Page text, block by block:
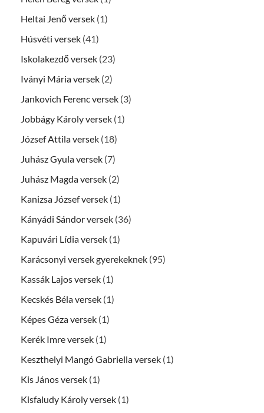
Heltai Jenő versek (1)
Húsvéti versek (41)
Iskolakezdő versek (23)
Iványi Mária versek (2)
Jankovich Ferenc versek (3)
Jobbágy Károly versek (1)
József Attila versek (18)
Juhász Gyula versek (7)
Juhász Magda versek (2)
Kanizsa József versek (1)
Kányádi Sándor versek (36)
Kapuvári Lídia versek (1)
Karácsonyi versek gyerekeknek (95)
Kassák Lajos versek (1)
Kecskés Béla versek (1)
Képes Géza versek (1)
Kerék Imre versek (1)
Keszthelyi Mangó Gabriella versek (1)
Kis János versek (1)
Kisfaludy Károly versek (1)